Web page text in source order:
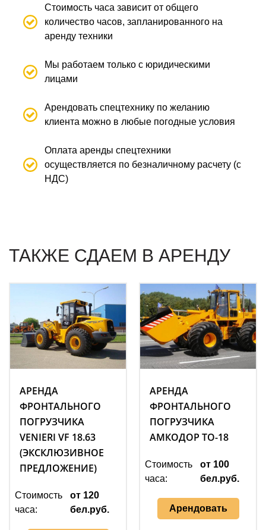
Стоимость часа зависит от общего
количество часов, запланированного на
аренду техники
Мы работаем только с юридическими
лицами
Арендовать спецтехнику по желанию
клиента можно в любые погодные условия
Оплата аренды спецтехники
осуществляется по безналичному расчету (с
НДС)
ТАКЖЕ СДАЕМ В АРЕНДУ
АРЕНДА
ФРОНТАЛЬНОГО
ПОГРУЗЧИКА
VENIERI VF 18.63
(ЭКСКЛЮЗИВНОЕ
ПРЕДЛОЖЕНИЕ)
Стоимость
часа:
от 120
бел.руб.
АРЕНДА
ФРОНТАЛЬНОГО
ПОГРУЗЧИКА
АМКОДОР ТО-18
Стоимость
часа:
от 100
бел.руб.
Арендовать